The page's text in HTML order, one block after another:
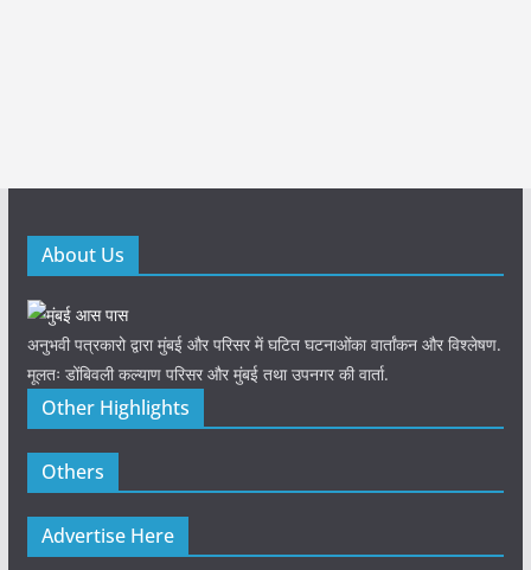
About Us
अनुभवी पत्रकारो द्वारा मुंबई और परिसर में घटित घटनाओंका वार्तांकन और विश्लेषण.
मूलतः डोंबिवली कल्याण परिसर और मुंबई तथा उपनगर की वार्ता.
Other Highlights
Others
Advertise Here